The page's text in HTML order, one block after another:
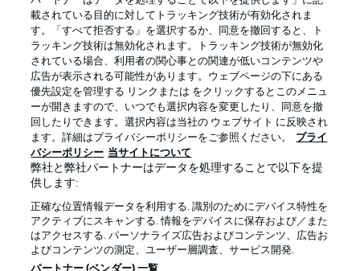
プライバシー・ポリシー 優先設定を管理する
利用条件 放送局
求人 選手
当サイトについて
載されている目的に対してトラッキング技術が有効化されま
す。「すべて拒否する」を選択するか、同意を撤回すると、ト
ラッキング技術は無効化されます。トラッキング技術が無効化
されている場合、利用者の関心事との関連が低いコンテンツや
広告が表示される可能性があります。ウェブページの下にある
優先設定を管理する リンクまたは をクリックするとこのメニュ
ーが開きますので、いつでも選択内容を変更したり、同意を撤
回したりできます。選択内容は当社の ウェブサイト に反映され
ます。詳細はプライバシーポリシーをご参照ください。
プライ
バシーポリシー 当サイトについて
弊社と弊社パートナーはデータを処理することで以下を提
供します:
正確な位置情報データを利用する. 識別のためにデバイス特性を
アクティブにスキャンする. 情報をデバイスに保存および／また
はアクセスする. パーソナライズ広告およびコンテンツ、広告お
よびコンテンツの測定、ユーザー層調査、サービス開発.